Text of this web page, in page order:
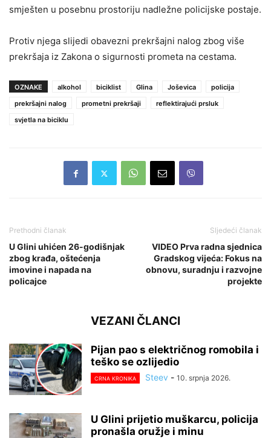
smješten u posebnu prostoriju nadležne policijske postaje.
Protiv njega slijedi obavezni prekršajni nalog zbog više
prekršaja iz Zakona o sigurnosti prometa na cestama.
OZNAKE alkohol biciklist Glina Joševica
policija
prekršajni nalog
prometni prekršaji
reflektirajući prsluk
svjetla na biciklu
Prethodni članak
U Glini uhićen 26-godišnjak
zbog krađa, oštećenja
imovine i napada na
policajce
Sljedeći članak
VIDEO Prva radna sjednica
Gradskog vijeća: Fokus na
obnovu, suradnju i razvojne
projekte
VEZANI ČLANCI
Pijan pao s električnog romobila i
teško se ozlijedio
CRNA KRONIKA Steev - 10. srpnja 2026.
U Glini prijetio muškarcu, policija
pronašla oružje i minu